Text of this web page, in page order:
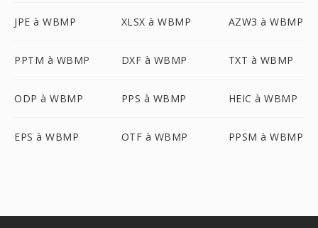
JPE à WBMP XLSX à WBMP AZW3 à WBMP
PPTM à WBMP DXF à WBMP TXT à WBMP
ODP à WBMP PPS à WBMP HEIC à WBMP
EPS à WBMP OTF à WBMP PPSM à WBMP